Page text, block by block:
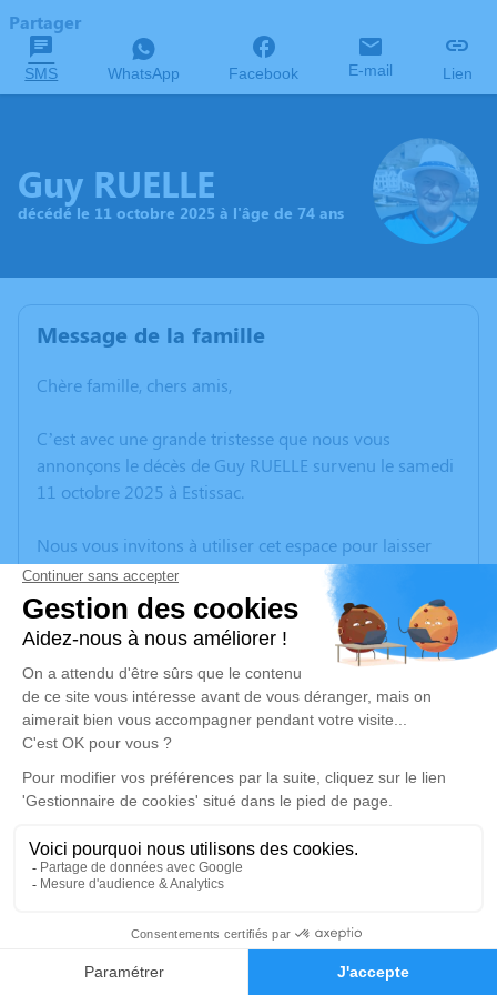
Faire-part Hommages
Partager
SMS WhatsApp Facebook E-mail Lien
Guy RUELLE
décédé le 11 octobre 2025 à l'âge de 74 ans
Message de la famille
Chère famille, chers amis,
C’est avec une grande tristesse que nous vous
annonçons le décès de Guy RUELLE survenu le samedi
11 octobre 2025 à Estissac.
Nous vous invitons à utiliser cet espace pour laisser
vos condoléances, partager des photos souvenirs, une
anecdote ou exprimer vos pensées à travers des
poèmes ou des textes. Cet endroit est un lieu
d'expression dédié à honorer la mémoire de Guy
RUELLE.
Un service de plantation d’arbre hommage est
disponible ici.
Je rends hommage
Cérémonie civile
Crématorium du Pays de Montereau de
Marolles-sur-Seine